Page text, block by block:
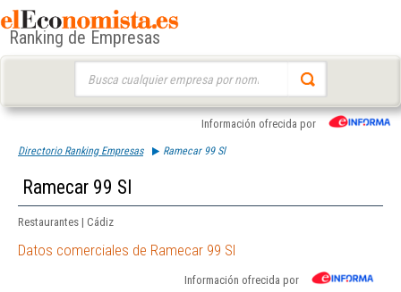
Ranking de Empresas
Información ofrecida por
Directorio Ranking Empresas Ramecar 99 Sl
Ramecar 99 Sl
Restaurantes | Cádiz
Datos comerciales de Ramecar 99 Sl
Información ofrecida por